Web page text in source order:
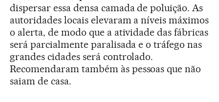
dispersar essa densa camada de poluição. As
autoridades locais elevaram a níveis máximos
o alerta, de modo que a atividade das fábricas
será parcialmente paralisada e o tráfego nas
grandes cidades será controlado.
Recomendaram também às pessoas que não
saiam de casa.